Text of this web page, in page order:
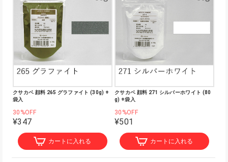
クサカベ 顔料 265 グラファイト (30g) ※
袋入
30%OFF
¥347
カートに入れる
クサカベ 顔料 271 シルバーホワイト (80
g) ※袋入
30%OFF
¥501
カートに入れる